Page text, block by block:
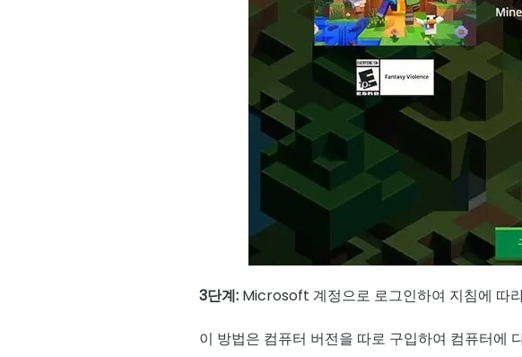
3단계: Microsoft 계정으로 로그인하여 지침에 따
이 방법은 컴퓨터 버전을 따로 구입하여 컴퓨터에